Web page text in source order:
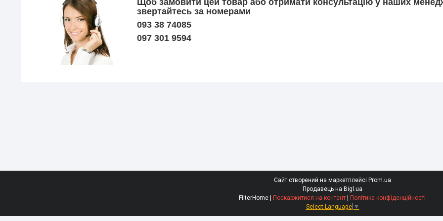
звертайтесь за номерами
093 38 74085
097 301 9594
Сайт створений на маркетплейсі Prom.ua
Продавець на Bigl.ua
FilterHome | Поскаржитися на контент | Політика конфіденційності
Select Language ▼